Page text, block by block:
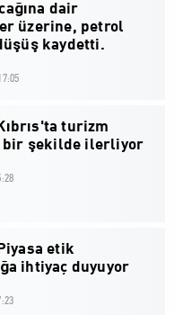
dair
üzerine, petrol
kaydetti.
turizm
bir şekilde ilerliyor
etik
ihtiyaç duyuyor